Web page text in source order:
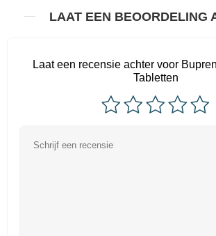
LAAT EEN BEOORDELING
Laat een recensie achter voor
Tabletten